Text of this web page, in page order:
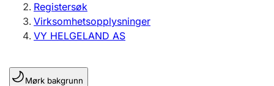
Enkeltpersonforetak
Registrere, endre, slette
Registersøk
Virksomhetsopplysninger
VY HELGELAND AS
Mørk bakgrunn